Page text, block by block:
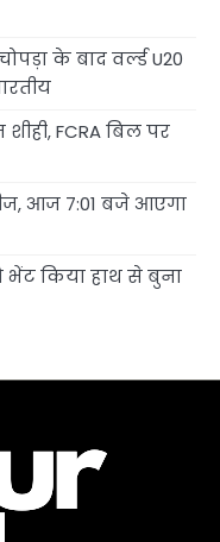
के बाद वर्ल्ड U20
FCRA बिल पर
आज 7:01 बजे आएगा
भेंट किया हाथ से बुना